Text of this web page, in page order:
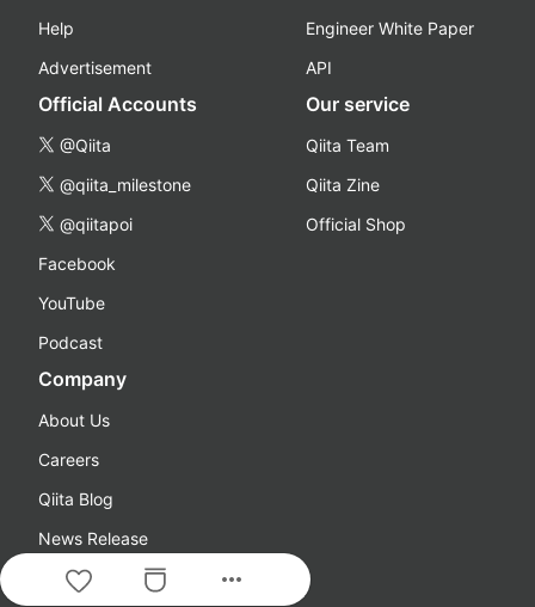
more_horiz
Help
Advertisement
Engineer White Paper
API
Official Accounts
@Qiita
@qiita_milestone
@qiitapoi
Facebook
YouTube
Podcast
Our service
Qiita Team
Qiita Zine
Official Shop
Company
About Us
Careers
Qiita Blog
News Release